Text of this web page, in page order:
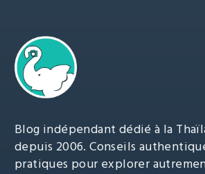
Blog indépendant dédié à la
depuis 2006. Conseils
pratiques pour explorer